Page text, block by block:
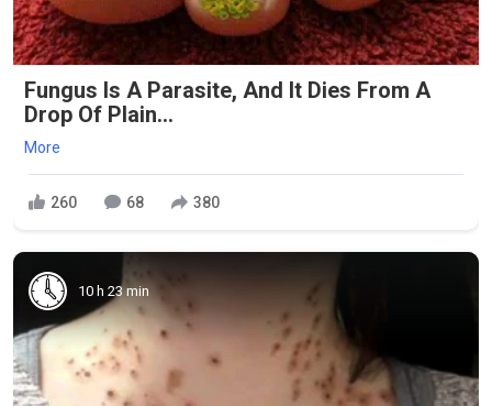
Fungus Is A Parasite, And It Dies From A
Drop Of Plain...
More
260 68 380
10 h 23 min